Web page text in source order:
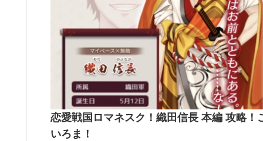
恋愛戦国ロマネスク！織田信長 本編 攻略！
いろま！